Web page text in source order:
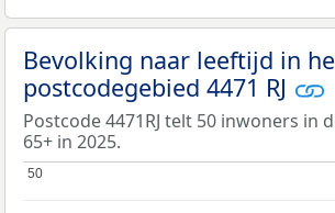
Bevolking naar leeftijd in
postcodegebied 4471 RJ
Postcode 4471RJ telt 50 inwoners in
65+ in 2025.
50
50